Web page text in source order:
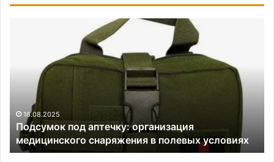
организация
медицинского
снаряжения
полевых
условиях
16.08.2025
Подсумок под аптечку: организация
медицинского снаряжения в полевых условиях